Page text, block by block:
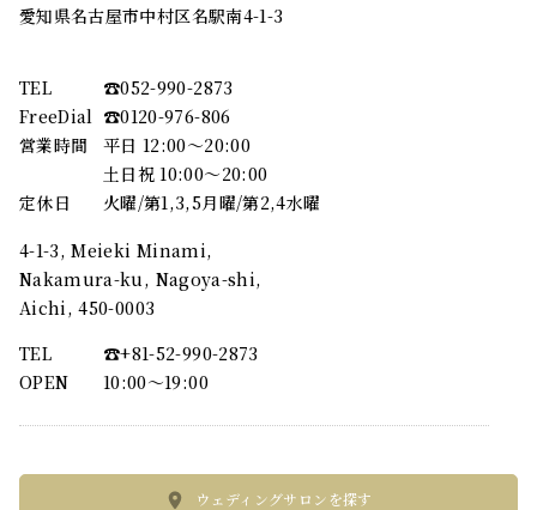
愛知県名古屋市中村区名駅南4-1-3
TEL
☎︎052-990-2873
FreeDial ☎︎0120-976-806
営業時間
平日 12:00～20:00
土日祝 10:00～20:00
定休日
火曜/第1,3,5月曜/第2,4水曜
4-1-3, Meieki Minami,
Nakamura-ku, Nagoya-shi,
Aichi, 450-0003
TEL
☎︎+81-52-990-2873
OPEN
10:00〜19:00
ウェディングサロンを探す